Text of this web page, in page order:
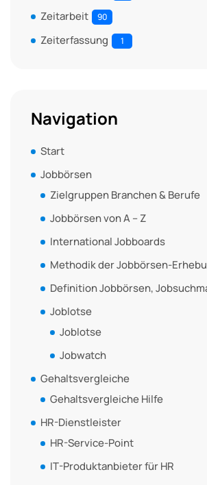
Zeitarbeit 90
Zeiterfassung 1
Navigation
Start
Jobbörsen
Zielgruppen Branchen & Berufe
Jobbörsen von A – Z
International Jobboards
Methodik der Jobbörsen-
Definition Jobbörsen,
Joblotse
Joblotse
Jobwatch
Gehaltsvergleiche
Gehaltsvergleiche Hilfe
HR-Dienstleister
HR-Service-Point
IT-Produktanbieter für HR